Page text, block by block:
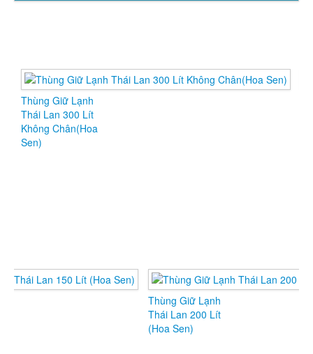
Không Chân(Hoa
Sen)
(Hoa Sen)
(Hoa Sen)